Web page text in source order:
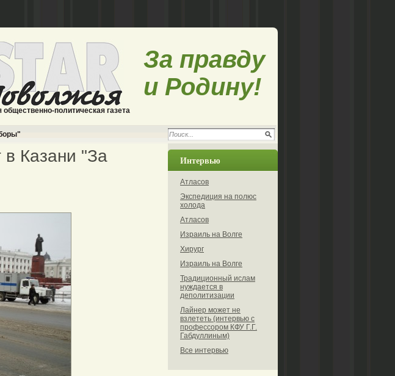
общественно-политическая газета
За правду
и Родину!
Казани "За
Интервью
Атласов
Экспедиция на полюс
холода
Атласов
Израиль на Волге
Хирург
Израиль на Волге
Традиционный ислам
нуждается в
деполитизации
Лайнер может не
взлететь (интервью с
профессором КФУ Г.Г.
Габдуллиным)
Все интервью